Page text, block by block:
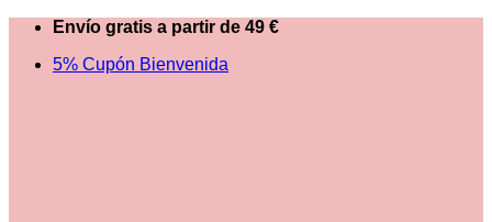
Saltar
contenido
Envío gratis a partir de 49 €
5% Cupón Bienvenida